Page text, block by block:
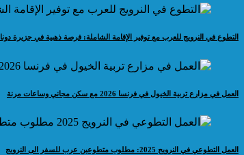
التطوع في النرويج للعرب مع توفير الإقامة الشاملة: فرصة ذهبية في جزيرة دونا
العمل في مزارع تربية الخيول في فرنسا 2026 مع سكن مجاني وساعات مرنة
العمل التطوعي في النرويج 2025: مطلوب متطوعين عرب للسفر الى النرويج